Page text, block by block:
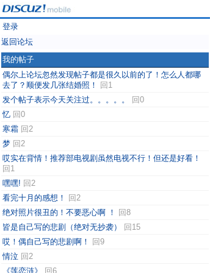
登录
返回论坛
我的帖子
偶尔上论坛忽然发现帖子都是很久以前的了！怎么人都哪
去了？顺便发几张结婚照！
回1
发个帖子表示今天关注过。。。。。
回0
忆 回0
寒霜 回2
梦 回2
哎实在背情！推荐部电视剧虽然电视不行！但还是好看！
回1
嘿嘿! 回2
看完十月的感想！
回2
绝对照片很丑的！不要恶心啊 ！
回8
皆是自己写的悲剧（绝对无抄袭）
回15
哎！偶自己写的悲剧啊！
回9
情泣 回2
《莲恋涟》
回6